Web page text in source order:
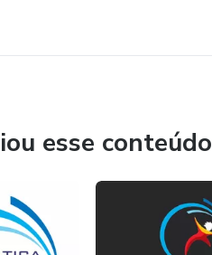
esse conteúdo